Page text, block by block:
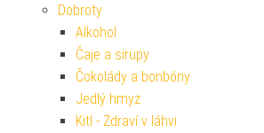
Dobroty
Alkohol
Čaje a sirupy
Čokolády a bonbóny
Jedlý hmyz
Kitl - Zdraví v láhvi